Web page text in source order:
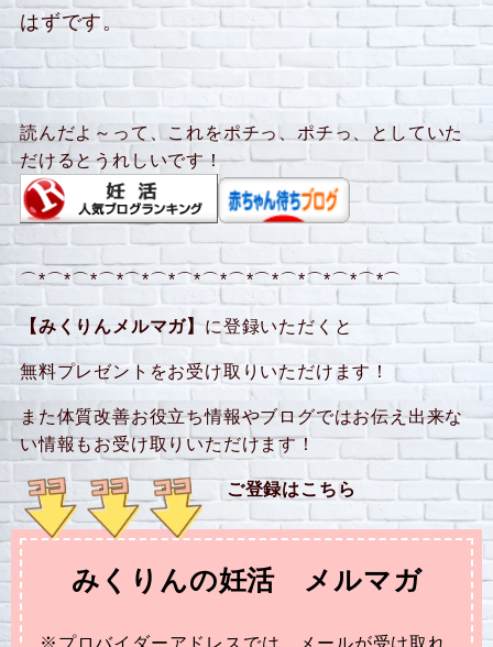
はずです。
読んだよ～って、これをポチっ、ポチっ、としていた
だけるとうれしいです！
⌒*⌒*⌒*⌒*⌒*⌒*⌒*⌒*⌒*⌒*⌒*⌒*⌒*⌒*⌒
【みくりんメルマガ】に登録いただくと
無料プレゼントをお受け取りいただけます！
また体質改善お役立ち情報やブログではお伝え出来な
い情報もお受け取りいただけます！
ご登録はこちら
みくりんの妊活 メルマガ
※プロバイダーアドレスでは、メールが受け取れ